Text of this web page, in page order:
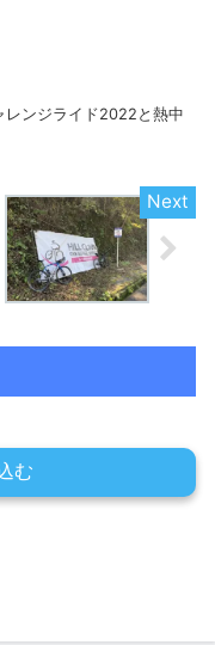
レンジライド2022と熱中
む